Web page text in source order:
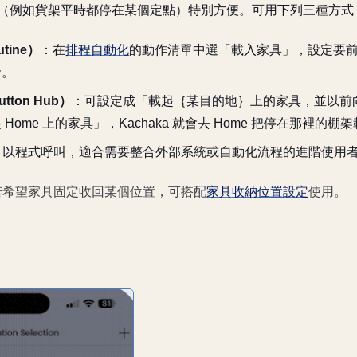
例如貨架平時都停在某個定點）特別方便。可用下列三種方式
） ：在排程自動化的動作清單中選「載入家具」，設定要
Hub）
：可設定成「載起｛某目的地｝上的家具，並以
Home 上的家具」，Kachaka 就會去 Home 把停在那裡的棚架
以程式呼叫，適合需要整合外部系統或自動化流程的進階使用
望家具固定收回某個位置，可搭配家具收納位置設定使用。